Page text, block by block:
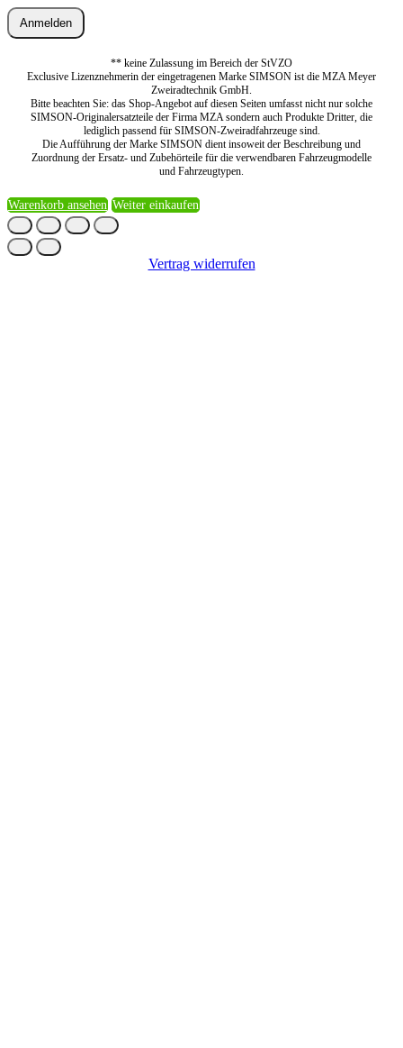
Anmelden
** keine Zulassung im Bereich der StVZO
Exclusive Lizenznehmerin der eingetragenen Marke SIMSON ist die MZA Meyer
Zweiradtechnik GmbH.
Bitte beachten Sie: das Shop-Angebot auf diesen Seiten umfasst nicht nur solche
SIMSON-Originalersatzteile der Firma MZA sondern auch Produkte Dritter, die
lediglich passend für SIMSON-Zweiradfahrzeuge sind.
Die Aufführung der Marke SIMSON dient insoweit der Beschreibung und
Zuordnung der Ersatz- und Zubehörteile für die verwendbaren Fahrzeugmodelle
und Fahrzeugtypen.
Warenkorb ansehen Weiter einkaufen
Vertrag widerrufen